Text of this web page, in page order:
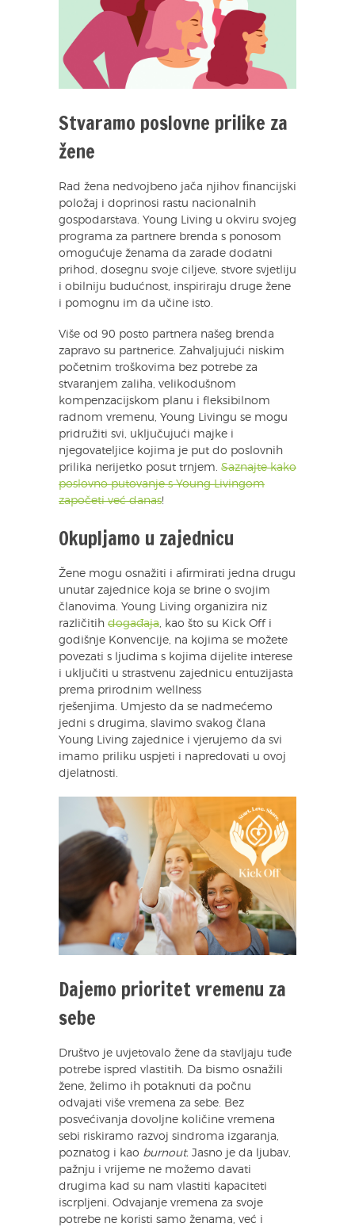
Stvaramo poslovne prilike za
žene
Rad žena nedvojbeno jača njihov financijski
položaj i doprinosi rastu nacionalnih
gospodarstava. Young Living u okviru svojeg
programa za partnere brenda s ponosom
omogućuje ženama da zarade dodatni
prihod, dosegnu svoje ciljeve, stvore svjetliju
i obilniju budućnost, inspiriraju druge žene
i pomognu im da učine isto.
Više od 90 posto partnera našeg brenda
zapravo su partnerice. Zahvaljujući niskim
početnim troškovima bez potrebe za
stvaranjem zaliha, velikodušnom
kompenzacijskom planu i fleksibilnom
radnom vremenu, Young Livingu se mogu
pridružiti svi, uključujući majke i
njegovateljice kojima je put do poslovnih
prilika nerijetko posut trnjem. Saznajte kako
poslovno putovanje s Young Livingom
započeti već danas!
Okupljamo u zajednicu
Žene mogu osnažiti i afirmirati jedna drugu
unutar zajednice koja se brine o svojim
članovima. Young Living organizira niz
različitih događaja, kao što su Kick Off i
godišnje Konvencije, na kojima se možete
povezati s ljudima s kojima dijelite interese
i uključiti u strastvenu zajednicu entuzijasta
prema prirodnim wellness
rješenjima. Umjesto da se nadmećemo
jedni s drugima, slavimo svakog člana
Young Living zajednice i vjerujemo da svi
imamo priliku uspjeti i napredovati u ovoj
djelatnosti.
Dajemo prioritet vremenu za
sebe
Društvo je uvjetovalo žene da stavljaju tuđe
potrebe ispred vlastitih. Da bismo osnažili
žene, želimo ih potaknuti da počnu
odvajati više vremena za sebe. Bez
posvećivanja dovoljne količine vremena
sebi riskiramo razvoj sindroma izgaranja,
poznatog i kao burnout. Jasno je da ljubav,
pažnju i vrijeme ne možemo davati
drugima kad su nam vlastiti kapaciteti
iscrpljeni. Odvajanje vremena za svoje
potrebe ne koristi samo ženama, već i